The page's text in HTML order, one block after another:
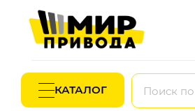
КАТАЛОГ